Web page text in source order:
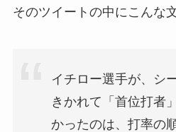
そのツイートの中にこんな
イチロー選手が、シ
きかれて「首位打者
かったのは、打率の